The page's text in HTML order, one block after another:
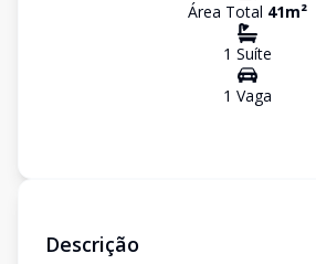
Área Total 41m²
1 Suíte
1 Vaga
Descrição